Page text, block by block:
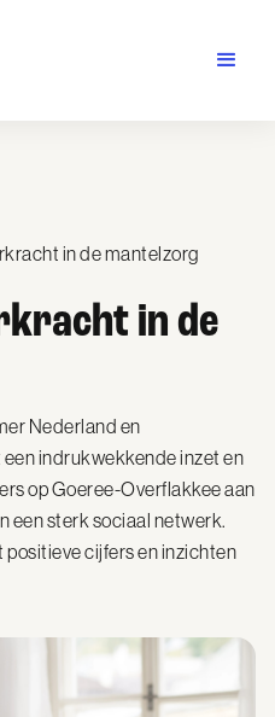
in de mantelzorg
in de
Nederland en
indrukwekkende inzet en
op Goeree-Overflakkee aan
een sterk sociaal netwerk.
cijfers en inzichten